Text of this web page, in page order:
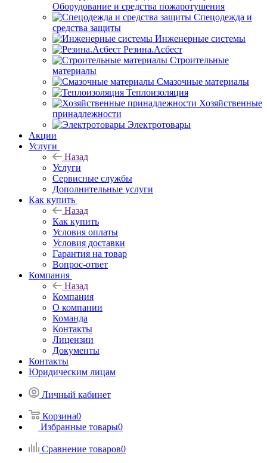
Оборудование и средства пожаротушения
Спецодежда и
средства защиты
Инженерные системы
Резина.Асбест
Строительные
материалы
Смазочные материалы
Теплоизоляция
Хозяйственные
принадлежности
Электротовары
Акции
Услуги
Назад
Услуги
Сервисные службы
Дополнительные услуги
Как купить
Назад
Как купить
Условия оплаты
Условия доставки
Гарантия на товар
Вопрос-ответ
Компания
Назад
Компания
О компании
Команда
Контакты
Лицензии
Документы
Контакты
Юридическим лицам
Личный кабинет
Корзина0
Избранные товары0
Сравнение товаров0